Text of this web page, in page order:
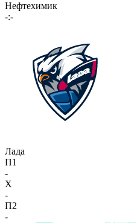
Нефтехимик
-:-
Лада
П1
-
X
-
П2
-